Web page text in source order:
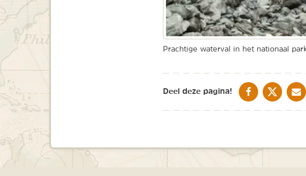
Prachtige waterval in het nationaal
Deel deze pagina! DELEN OP FACEBOOK
DELEN OP X